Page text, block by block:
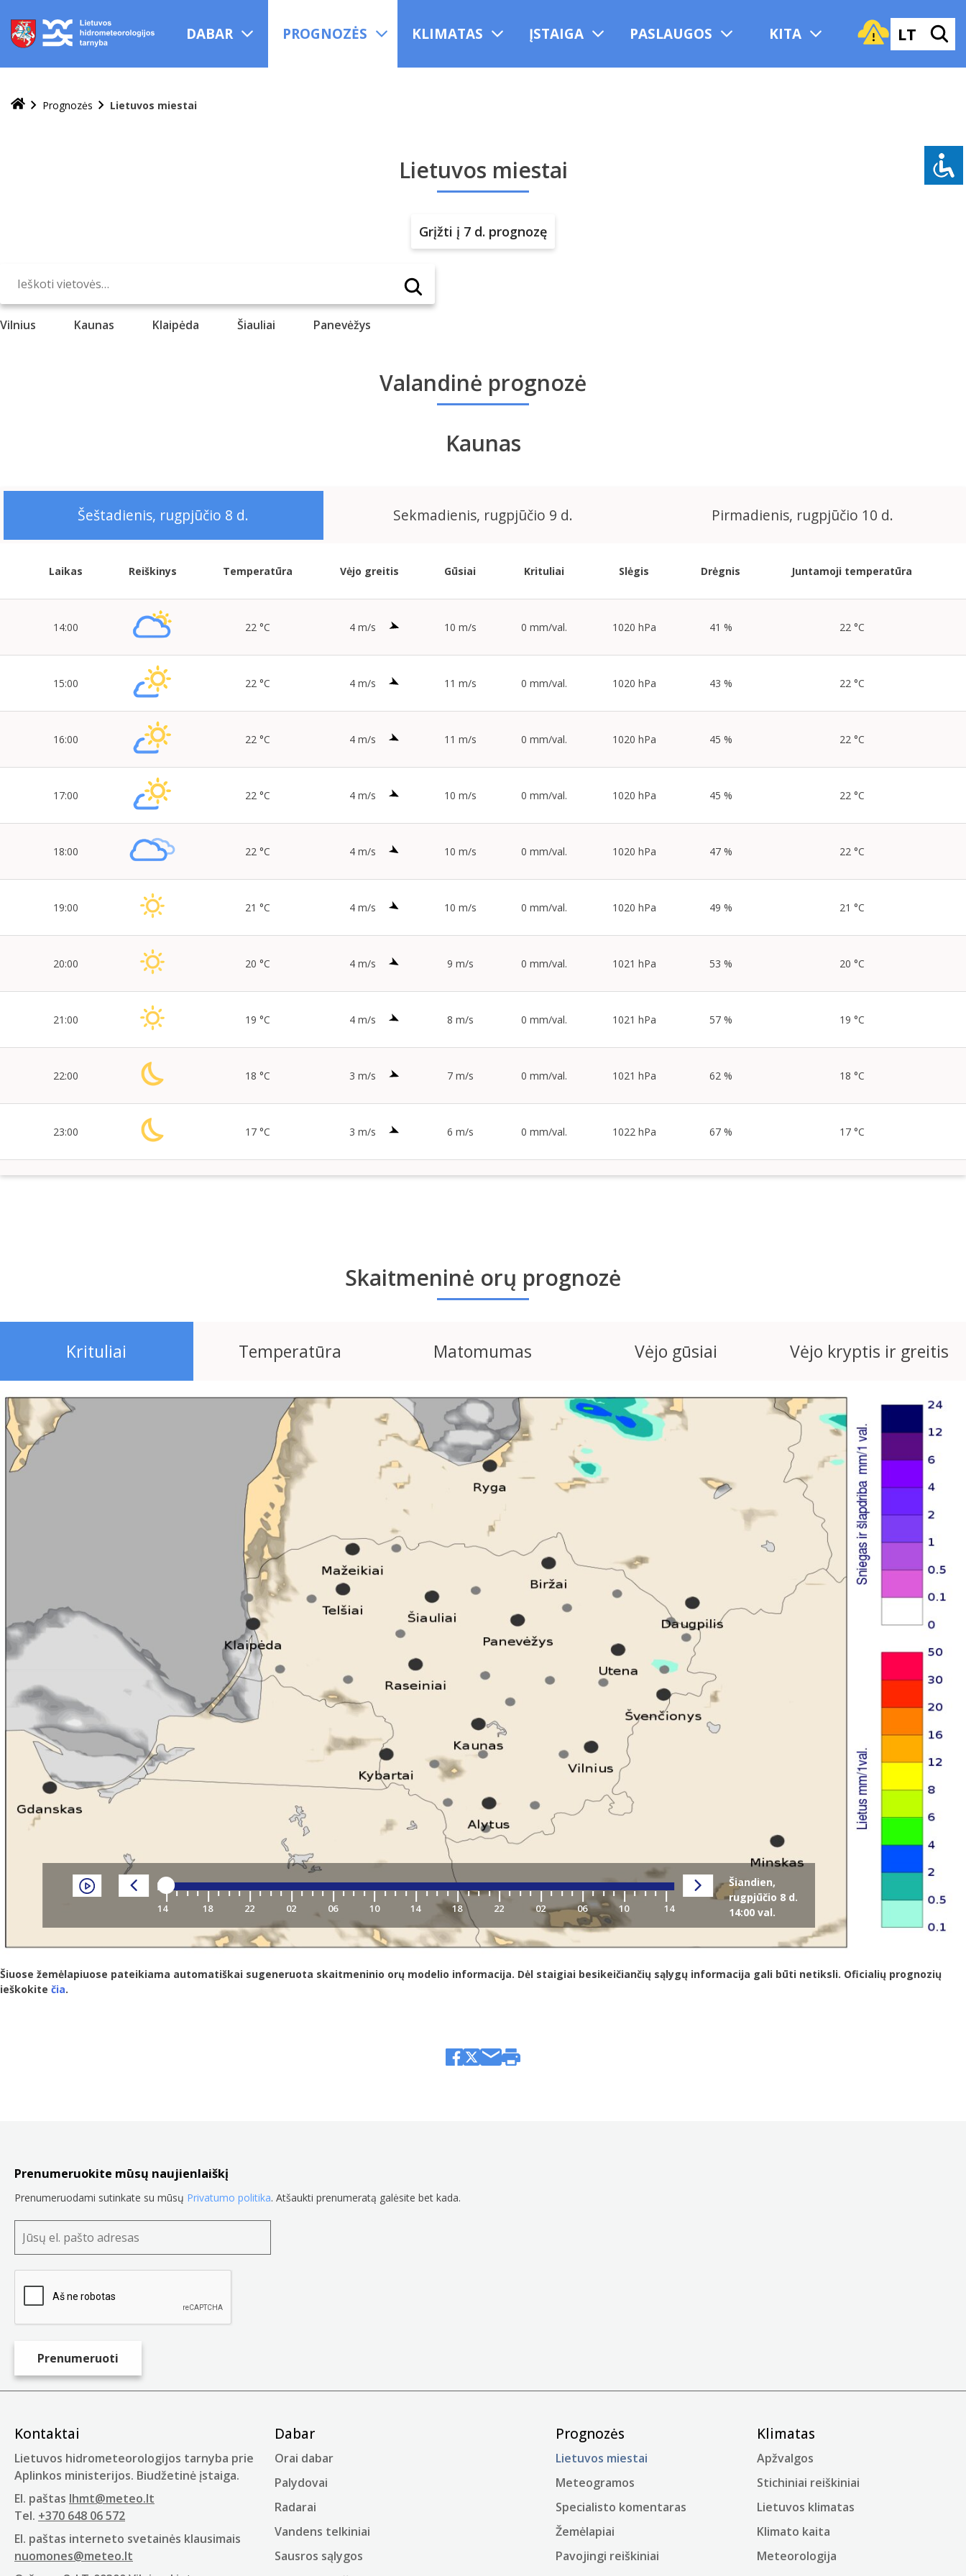
pereiti
turinį
DABAR PROGNOZĖS KLIMATAS ĮSTAIGA PASLAUGOS KITA LT
Prognozės Lietuvos miestai
Lietuvos miestai
Grįžti į 7 d. prognozę
Vilnius Kaunas Klaipėda Šiauliai Panevėžys
Valandinė prognozė
Kaunas
Šeštadienis, rugpjūčio 8 d. Sekmadienis, rugpjūčio 9 d. Pirmadienis, rugpjūčio 10 d.
Laikas Reiškinys Temperatūra Vėjo greitis Gūsiai Krituliai Slėgis Drėgnis Juntamoji temperatūra
14:00 22 °C 4 m/s 10 m/s 0 mm/val. 1020 hPa 41 % 22 °C
15:00 22 °C 4 m/s 11 m/s 0 mm/val. 1020 hPa 43 % 22 °C
16:00 22 °C 4 m/s 11 m/s 0 mm/val. 1020 hPa 45 % 22 °C
17:00 22 °C 4 m/s 10 m/s 0 mm/val. 1020 hPa 45 % 22 °C
18:00 22 °C 4 m/s 10 m/s 0 mm/val. 1020 hPa 47 % 22 °C
19:00 21 °C 4 m/s 10 m/s 0 mm/val. 1020 hPa 49 % 21 °C
20:00 20 °C 4 m/s 9 m/s 0 mm/val. 1021 hPa 53 % 20 °C
21:00 19 °C 4 m/s 8 m/s 0 mm/val. 1021 hPa 57 % 19 °C
22:00 18 °C 3 m/s 7 m/s 0 mm/val. 1021 hPa 62 % 18 °C
23:00 17 °C 3 m/s 6 m/s 0 mm/val. 1022 hPa 67 % 17 °C
Skaitmeninė orų prognozė
Krituliai Temperatūra Matomumas Vėjo gūsiai Vėjo kryptis ir greitis
Šiandien,
rugpjūčio 8 d.
14:00 val.
Šiuose žemėlapiuose pateikiama automatiškai sugeneruota skaitmeninio orų modelio informacija. Dėl staigiai besikeičiančių sąlygų informacija gali būti netiksli. Oficialių prognozių
ieškokite čia.
Prenumeruokite mūsų naujienlaiškį
Prenumeruodami sutinkate su mūsų Privatumo politika. Atšaukti prenumeratą galėsite bet kada.
Kontaktai
Lietuvos hidrometeorologijos tarnyba prie
Aplinkos ministerijos. Biudžetinė įstaiga.
El. paštas lhmt@meteo.lt
Tel. +370 648 06 572
El. paštas interneto svetainės klausimais
nuomones@meteo.lt
Dabar
Orai dabar
Palydovai
Radarai
Vandens telkiniai
Sausros sąlygos
Prognozės
Lietuvos miestai
Meteogramos
Specialisto komentaras
Žemėlapiai
Pavojingi reiškiniai
Klimatas
Apžvalgos
Stichiniai reiškiniai
Lietuvos klimatas
Klimato kaita
Meteorologija